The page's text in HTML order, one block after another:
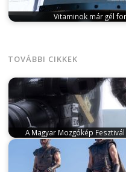
Vitaminok már gél
TOVÁBBI CIKKEK
A Magyar Mozgókép
április 23, 2024
Elek Judit
forgatókönyvíró, Piros Ildikó
Buda…